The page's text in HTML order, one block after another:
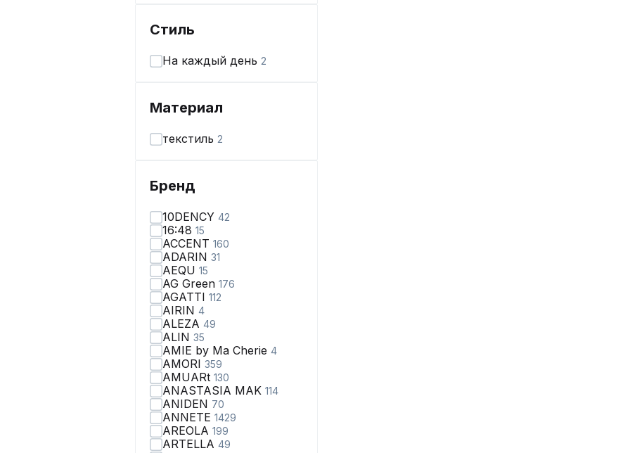
Стиль
На каждый день 2
Материал
текстиль 2
Бренд
10DENCY 42
16:48 15
ACCENT 160
ADARIN 31
AEQU 15
AG Green 176
AGATTI 112
AIRIN 4
ALEZA 49
ALIN 35
AMIE by Ma Сherie 4
AMORI 359
AMUARt 130
ANASTASIA MAK 114
ANIDEN 70
ANNETE 1429
AREOLA 199
ARTELLA 49